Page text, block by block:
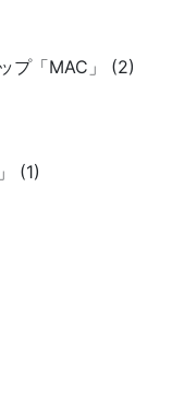
プ「MAC」 (2)
(1)